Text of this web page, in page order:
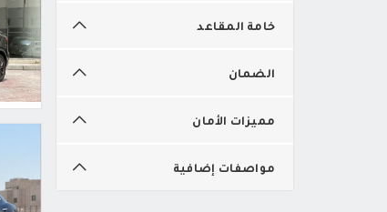
خامة المقاعد
الضمان
مميزات الأمان
مواصفات إضافية